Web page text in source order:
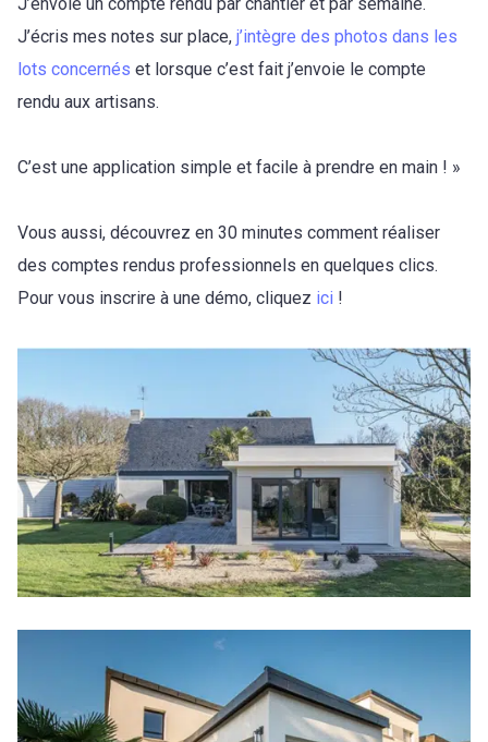
J’écris mes notes sur place, j’intègre des photos dans les
lots concernés et lorsque c’est fait j’envoie le compte
rendu aux artisans.
C’est une application simple et facile à prendre en main ! »
Vous aussi, découvrez en 30 minutes comment réaliser
des comptes rendus professionnels en quelques clics.
Pour vous inscrire à une démo, cliquez ici !